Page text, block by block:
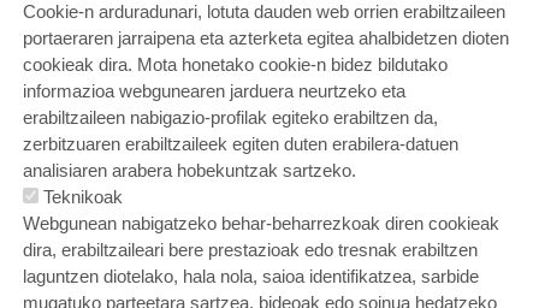
ORRI-OINAGurekin lan egin nahi duzu?
Kontaktatu
Cookien politika
Pribatutasun politika
Lege oharra
Postontzi etikoa
Cookie-n arduradunari, lotuta dauden web orrien erabiltzaileen
portaeraren jarraipena eta azterketa egitea ahalbidetzen dioten
cookieak dira. Mota honetako cookie-n bidez bildutako
informazioa webgunearen jarduera neurtzeko eta
erabiltzaileen nabigazio-profilak egiteko erabiltzen da,
zerbitzuaren erabiltzaileek egiten duten erabilera-datuen
analisiaren arabera hobekuntzak sartzeko.
Teknikoak
Webgunean nabigatzeko behar-beharrezkoak diren cookieak
dira, erabiltzaileari bere prestazioak edo tresnak erabiltzen
laguntzen diotelako, hala nola, saioa identifikatzea, sarbide
mugatuko parteetara sartzea, bideoak edo soinua hedatzeko